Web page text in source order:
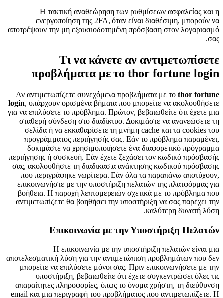
Η τακτική αναθεώρηση των ρυθμίσεων ασφαλείας και η
ενεργοποίηση της 2FA, όταν είναι διαθέσιμη, μπορούν να
αποτρέψουν την μη εξουσιοδοτημένη πρόσβαση στον λογαριασμό
σας.
Τι να κάνετε αν αντιμετωπίσετε
προβλήματα με το thor fortune login
Αν αντιμετωπίζετε συνεχόμενα προβλήματα με το thor fortune
login, υπάρχουν ορισμένα βήματα που μπορείτε να ακολουθήσετε
για να επιλύσετε το πρόβλημα. Πρώτον, βεβαιωθείτε ότι έχετε μια
σταθερή σύνδεση στο διαδίκτυο. Δοκιμάστε να ανανεώσετε τη
σελίδα ή να εκκαθαρίσετε τη μνήμη cache και τα cookies του
προγράμματος περιήγησής σας. Εάν το πρόβλημα παραμένει,
δοκιμάστε να χρησιμοποιήσετε ένα διαφορετικό πρόγραμμα
περιήγησης ή συσκευή. Εάν έχετε ξεχάσει τον κωδικό πρόσβασής
σας, ακολουθήστε τη διαδικασία ανάκτησης κωδικού πρόσβασης
που περιγράφηκε νωρίτερα. Εάν όλα τα παραπάνω αποτύχουν,
επικοινωνήστε με την υποστήριξη πελατών της πλατφόρμας για
βοήθεια. Η παροχή λεπτομερειών σχετικά με το πρόβλημα που
αντιμετωπίζετε θα βοηθήσει την υποστήριξη να σας παρέχει την
καλύτερη δυνατή λύση.
Επικοινωνία με την Υποστήριξη Πελατών
Η επικοινωνία με την υποστήριξη πελατών είναι μια
αποτελεσματική λύση για την αντιμετώπιση προβλημάτων που δεν
μπορείτε να επιλύσετε μόνοι σας. Πριν επικοινωνήσετε με την
υποστήριξη, βεβαιωθείτε ότι έχετε συγκεντρώσει όλες τις
απαραίτητες πληροφορίες, όπως το όνομα χρήστη, τη διεύθυνση
email και μια περιγραφή του προβλήματος που αντιμετωπίζετε. Η